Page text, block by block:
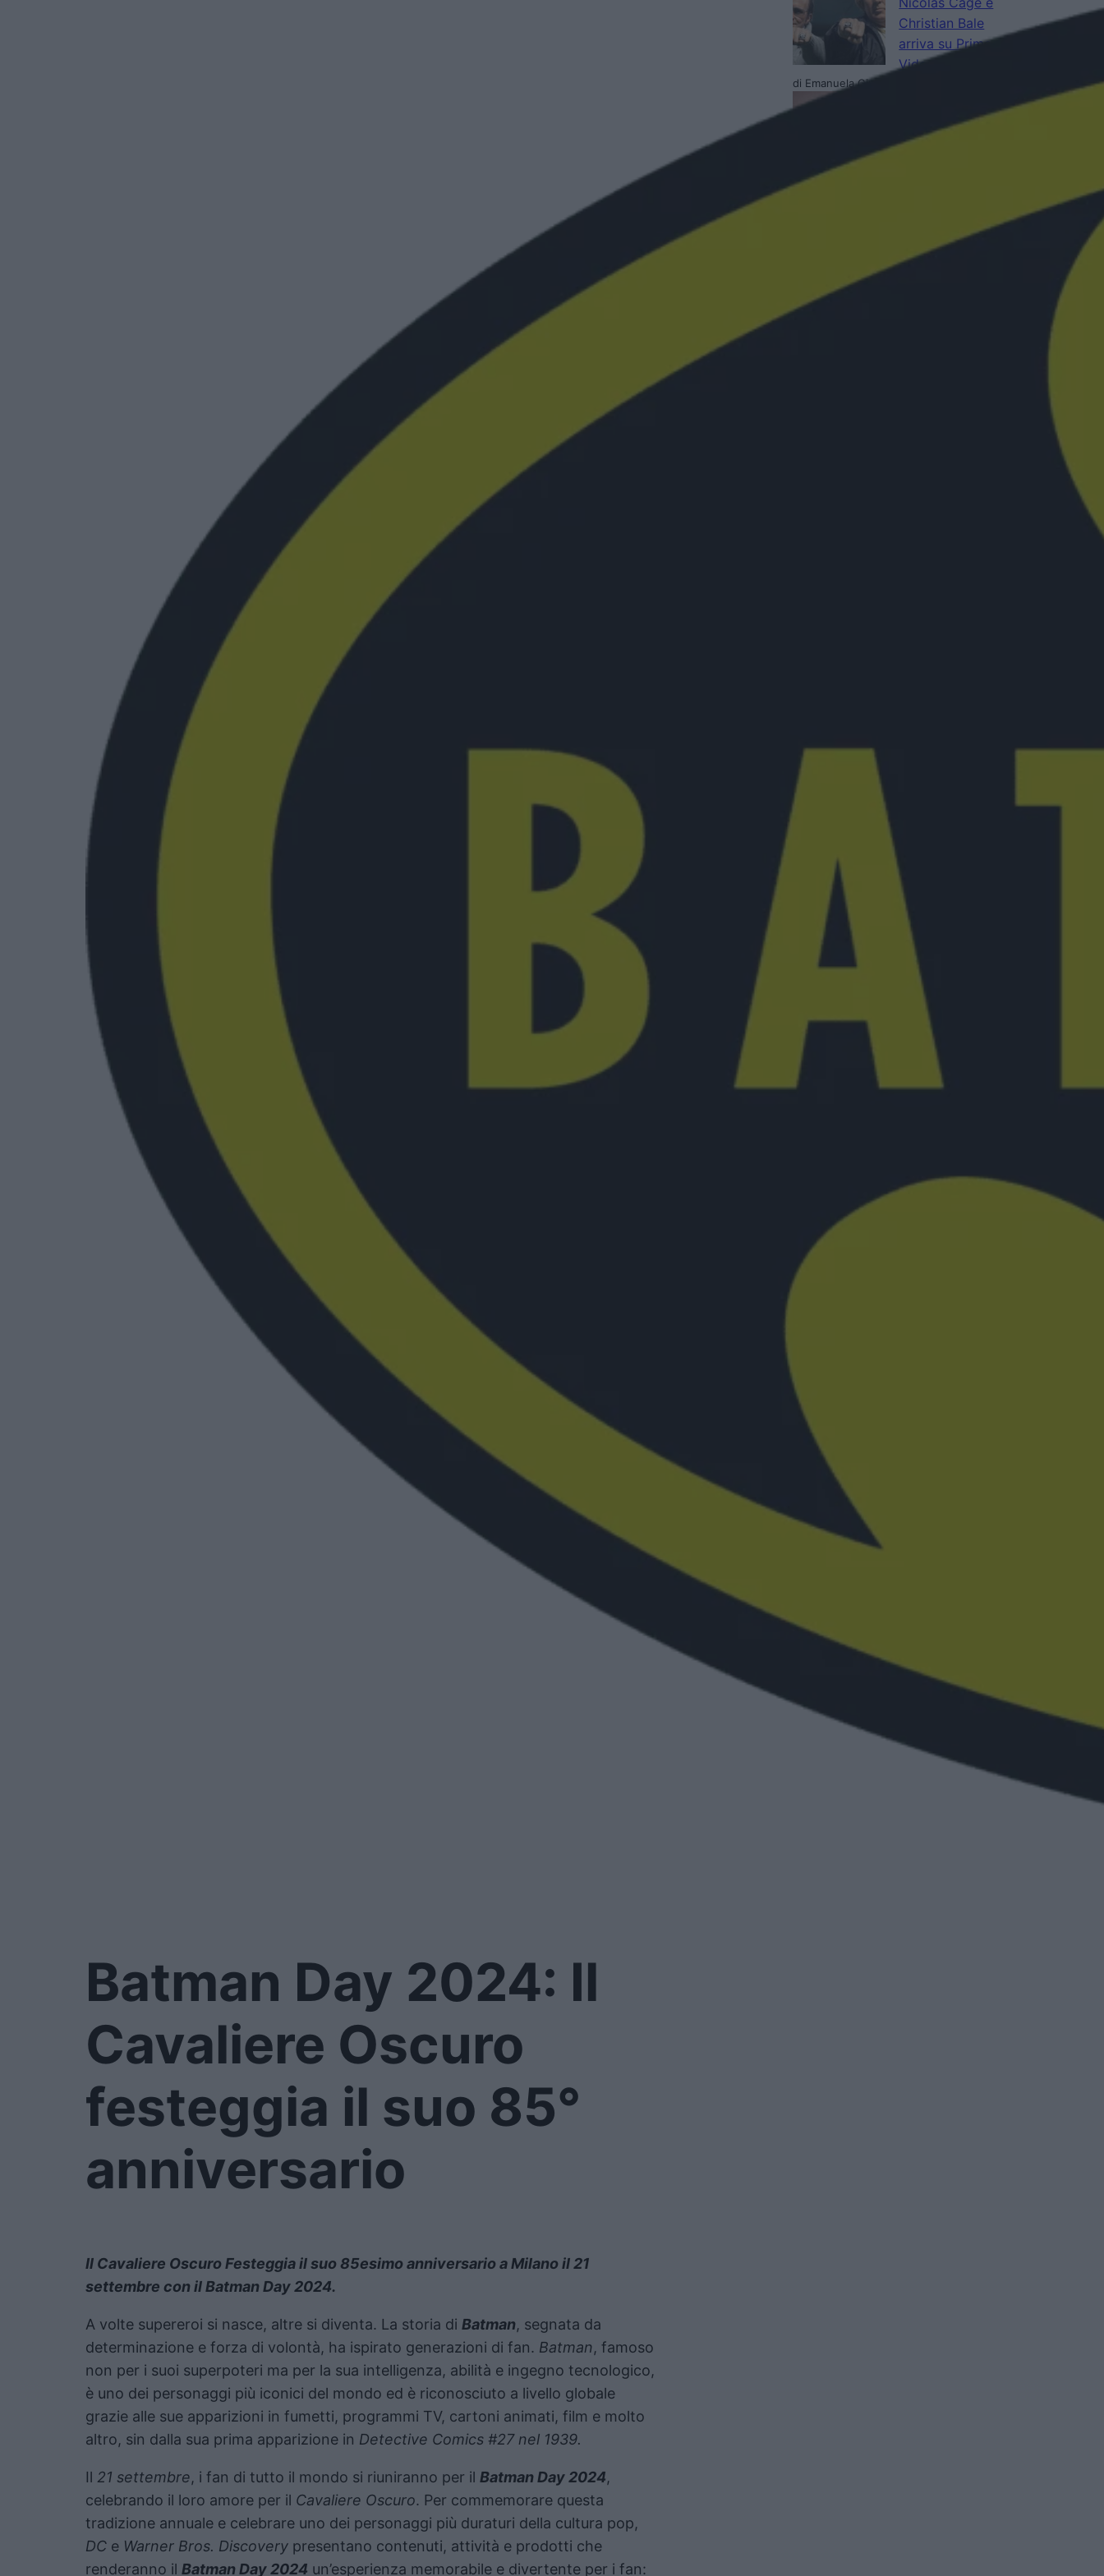
Batman Day 2024: Il
Cavaliere Oscuro
festeggia il suo 85°
anniversario
Il Cavaliere Oscuro Festeggia il suo 85esimo anniversario a Milano il 21
settembre con il Batman Day 2024.
A volte supereroi si nasce, altre si diventa. La storia di Batman, segnata da
determinazione e forza di volontà, ha ispirato generazioni di fan. Batman, famoso
non per i suoi superpoteri ma per la sua intelligenza, abilità e ingegno tecnologico,
è uno dei personaggi più iconici del mondo ed è riconosciuto a livello globale
grazie alle sue apparizioni in fumetti, programmi TV, cartoni animati, film e molto
altro, sin dalla sua prima apparizione in Detective Comics #27 nel 1939.
Il 21 settembre, i fan di tutto il mondo si riuniranno per il Batman Day 2024,
celebrando il loro amore per il Cavaliere Oscuro. Per commemorare questa
tradizione annuale e celebrare uno dei personaggi più duraturi della cultura pop,
DC e Warner Bros. Discovery presentano contenuti, attività e prodotti che
renderanno il Batman Day 2024 un’esperienza memorabile e divertente per i fan:
Christian Bale
arriva su Prime
Video
di Emanuela Giuliani
svela Robert
Pattinson nel
Il CEO di Warner
Bros. Discovery
esalta Superman: